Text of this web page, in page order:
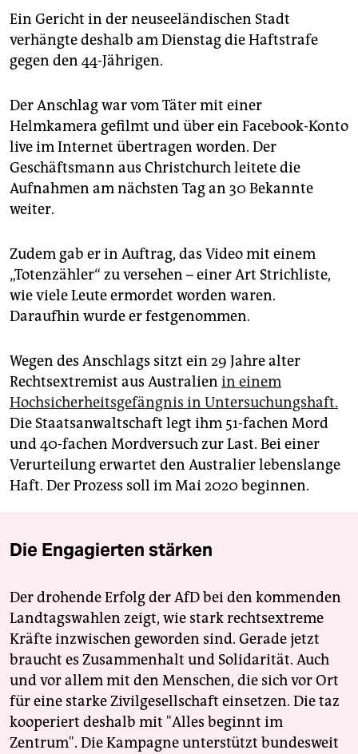
Ein Gericht in der neuseeländischen Stadt
verhängte deshalb am Dienstag die Haftstrafe
gegen den 44-Jährigen.
Der Anschlag war vom Täter mit einer
Helmkamera gefilmt und über ein Facebook-Konto
live im Internet übertragen worden. Der
Geschäftsmann aus Christchurch leitete die
Aufnahmen am nächsten Tag an 30 Bekannte
weiter.
Zudem gab er in Auftrag, das Video mit einem
„Totenzähler“ zu versehen – einer Art Strichliste,
wie viele Leute ermordet worden waren.
Daraufhin wurde er festgenommen.
Wegen des Anschlags sitzt ein 29 Jahre alter
Rechtsextremist aus Australien in einem
Hochsicherheitsgefängnis in Untersuchungshaft.
Die Staatsanwaltschaft legt ihm 51-fachen Mord
und 40-fachen Mordversuch zur Last. Bei einer
Verurteilung erwartet den Australier lebenslange
Haft. Der Prozess soll im Mai 2020 beginnen.
Die Engagierten stärken
Der drohende Erfolg der AfD bei den kommenden
Landtagswahlen zeigt, wie stark rechtsextreme
Kräfte inzwischen geworden sind. Gerade jetzt
braucht es Zusammenhalt und Solidarität. Auch
und vor allem mit den Menschen, die sich vor Ort
für eine starke Zivilgesellschaft einsetzen. Die taz
kooperiert deshalb mit "Alles beginnt im
Zentrum". Die Kampagne unterstützt bundesweit